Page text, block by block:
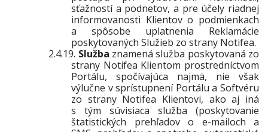
sťažností a podnetov, a pre účely riadnej
informovanosti Klientov o podmienkach
a spôsobe uplatnenia Reklamácie
poskytovaných Služieb zo strany Notifea.
2.4.19. Služba znamená služba poskytovaná zo
strany Notifea Klientom prostredníctvom
Portálu, spočívajúca najmä, nie však
výlučne v sprístupnení Portálu a Softvéru
zo strany Notifea Klientovi, ako aj iná
s tým súvisiaca služba (poskytovanie
štatistických prehľadov o e-mailoch a